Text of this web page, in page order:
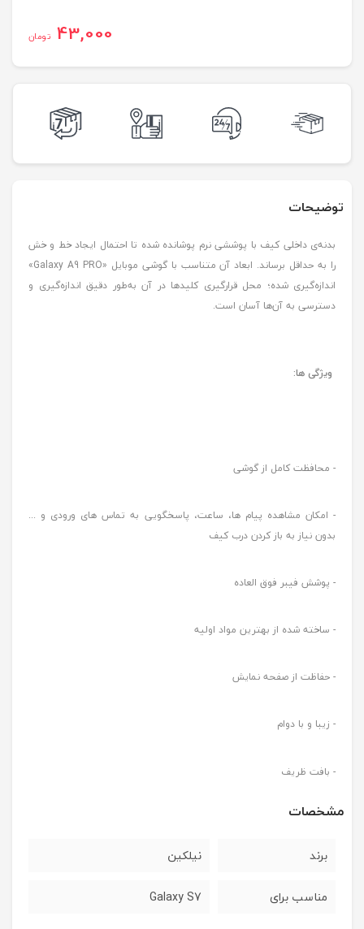
43,000 تومان
توضیحات
بدنه‌ی داخلی کیف با پوششی نرم پوشانده شده تا احتمال ایجاد خط و خش
را به حداقل برساند. ابعاد آن متناسب با گوشی موبایل «Galaxy A9 PRO»
اندازه‌گیری شده؛ محل قرارگیری کلیدها در آن به‌طور دقیق اندازه‌گیری و
دسترسی به آن‌ها آسان است.
ویژگی ها:
- محافظت کامل از گوشی
- امکان مشاهده پیام ها، ساعت، پاسخگویی به تماس های ورودی و ...
بدون نیاز به باز کردن درب کیف
- پوشش فیبر فوق العاده
- ساخته شده از بهترین مواد اولیه
- حفاظت از صفحه نمایش
- زیبا و با دوام
- بافت ظریف
مشخصات
برند نیلکین
مناسب برای Galaxy S7